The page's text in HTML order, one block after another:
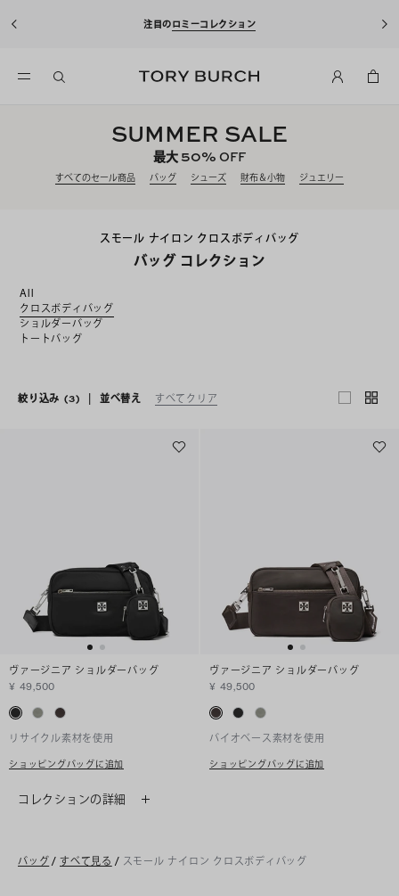
注目のロミーコレクション
SUMMER SALE
最大50% OFF
すべてのセール商品 バッグ シューズ 財布＆小物 ジュエリー
スモール ナイロン クロスボディバッグ
バッグ コレクション
All
クロスボディバッグ
ショルダーバッグ
トートバッグ
絞り込み (3) | 並べ替え すべてクリア
ヴァージニア ショルダーバッグ
¥ 49,500
リサイクル素材を使用
ショッピングバッグに追加
ヴァージニア ショルダーバッグ
¥ 49,500
バイオベース素材を使用
ショッピングバッグに追加
コレクションの詳細
バッグ / すべて見る / スモール ナイロン クロスボディバッグ